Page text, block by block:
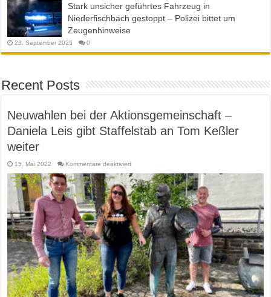
Stark unsicher geführtes Fahrzeug in
Niederfischbach gestoppt – Polizei bittet um
Zeugenhinweise
23. September 2025 0
Recent Posts
Neuwahlen bei der Aktionsgemeinschaft –
Daniela Leis gibt Staffelstab an Tom Keßler
weiter
15. Mai 2022 Kommentare deaktiviertfür
bei
der
Aktionsgemeinschaft
–
Daniela
Leis
gibt
Staffelstab
an
Tom
Keßler
weiter